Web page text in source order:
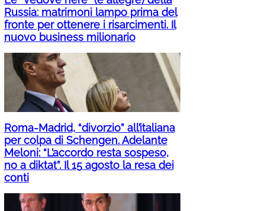
Russia: matrimoni lampo prima del
fronte per ottenere i risarcimenti. Il
nuovo business milionario
Roma-Madrid, “divorzio” all’italiana
per colpa di Schengen. Adelante
Meloni: “L’accordo resta sospeso,
no a diktat”. Il 15 agosto la resa dei
conti